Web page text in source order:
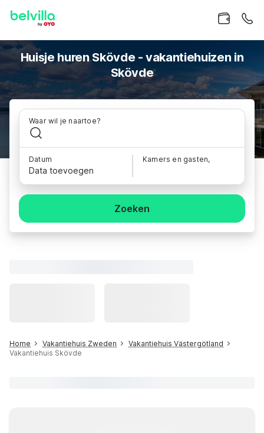
Huisje huren Skövde - vakantiehuizen in
Skövde
Waar wil je naartoe?
Datum
Data toevoegen
Kamers en gasten,
Zoeken
Home Vakantiehuis Zweden
Vakantiehuis Västergötland
Vakantiehuis Skövde